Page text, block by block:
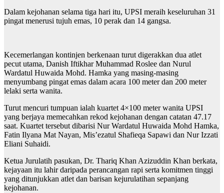
Dalam kejohanan selama tiga hari itu, UPSI meraih keseluruhan 31
pingat menerusi tujuh emas, 10 perak dan 14 gangsa.
Kecemerlangan kontinjen berkenaan turut digerakkan dua atlet
pecut utama, Danish Iftikhar Muhammad Roslee dan Nurul
Wardatul Huwaida Mohd. Hamka yang masing-masing
menyumbang pingat emas dalam acara 100 meter dan 200 meter
lelaki serta wanita.
Turut mencuri tumpuan ialah kuartet 4×100 meter wanita UPSI
yang berjaya memecahkan rekod kejohanan dengan catatan 47.17
saat. Kuartet tersebut dibarisi Nur Wardatul Huwaida Mohd Hamka,
Fatin Ilyana Mat Nayan, Mis’ezatul Shafieqa Sapawi dan Nur Izzati
Eliani Suhaidi.
Ketua Jurulatih pasukan, Dr. Thariq Khan Azizuddin Khan berkata,
kejayaan itu lahir daripada perancangan rapi serta komitmen tinggi
yang ditunjukkan atlet dan barisan kejurulatihan sepanjang
kejohanan.